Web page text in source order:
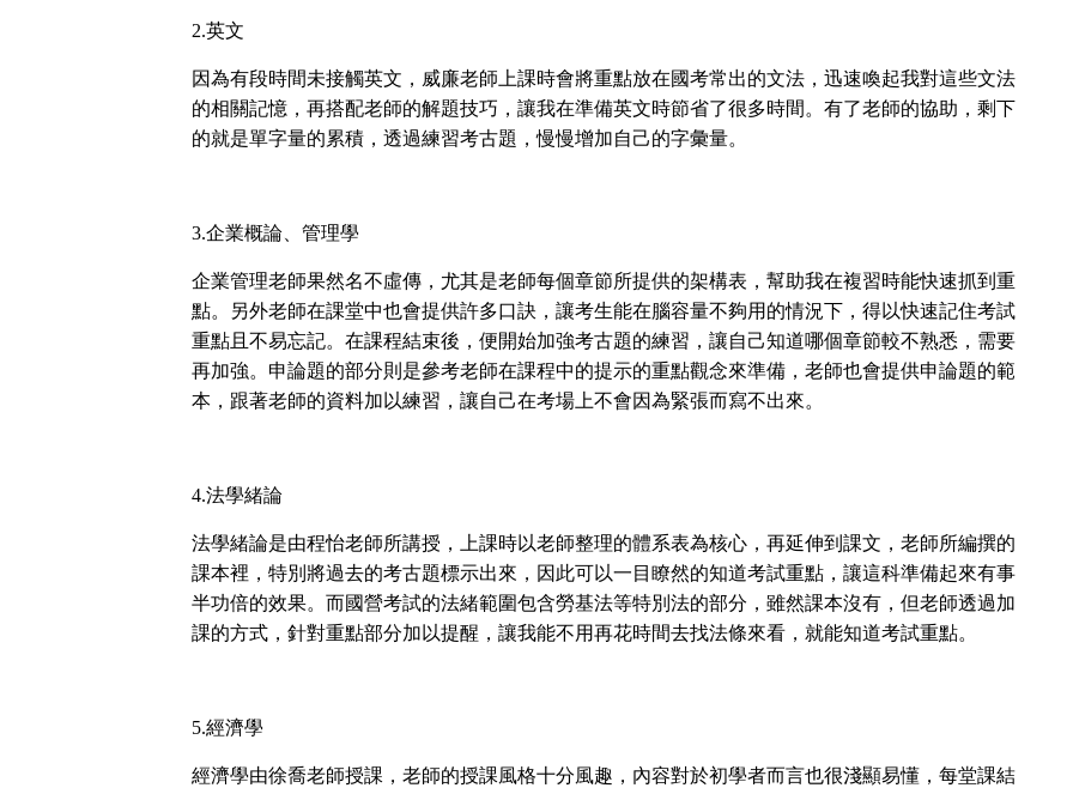
2.英文
因為有段時間未接觸英文，威廉老師上課時會將重點放在國考常出的文法，迅速喚起我對這些文法
的相關記憶，再搭配老師的解題技巧，讓我在準備英文時節省了很多時間。有了老師的協助，剩下
的就是單字量的累積，透過練習考古題，慢慢增加自己的字彙量。
3.企業概論、管理學
企業管理老師果然名不虛傳，尤其是老師每個章節所提供的架構表，幫助我在複習時能快速抓到重
點。另外老師在課堂中也會提供許多口訣，讓考生能在腦容量不夠用的情況下，得以快速記住考試
重點且不易忘記。在課程結束後，便開始加強考古題的練習，讓自己知道哪個章節較不熟悉，需要
再加強。申論題的部分則是參考老師在課程中的提示的重點觀念來準備，老師也會提供申論題的範
本，跟著老師的資料加以練習，讓自己在考場上不會因為緊張而寫不出來。
4.法學緒論
法學緒論是由程怡老師所講授，上課時以老師整理的體系表為核心，再延伸到課文，老師所編撰的
課本裡 ， 特別將過去的考古題標示出來，因此可以一目瞭然的知道考試重點，讓這科準備起來有事
半功倍的效果。而國營考試的法緒範圍包含勞基法等特別法的部分，雖然課本沒有，但老師透過加
課的方式，針對重點部分加以提醒，讓我能不用再花時間去找法條來看，就能知道考試重點。
5.經濟學
經濟學由徐喬老師授課，老師的授課風格十分風趣，內容對於初學者而言也很淺顯易懂，每堂課結